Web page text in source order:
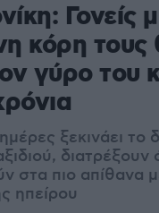
Γονείς
κόρη τους
γύρο του
ξεκινάει το
διατρέξουν
στα πιο απίθανα
ηπείρου